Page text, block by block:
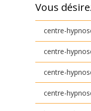
Vous
centre-
centre-
centre-
centre-